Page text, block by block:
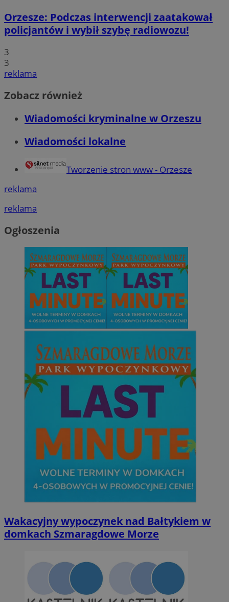
Orzesze: Podczas interwencji zaatakował
policjantów i wybił szybę radiowozu!
3
3
reklama
Zobacz również
Wiadomości kryminalne w Orzeszu
Wiadomości lokalne
Tworzenie stron www - Orzesze
reklama
reklama
Ogłoszenia
Wakacyjny wypoczynek nad Bałtykiem w
domkach Szmaragdowe Morze